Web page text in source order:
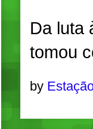
Da luta
tomou
by